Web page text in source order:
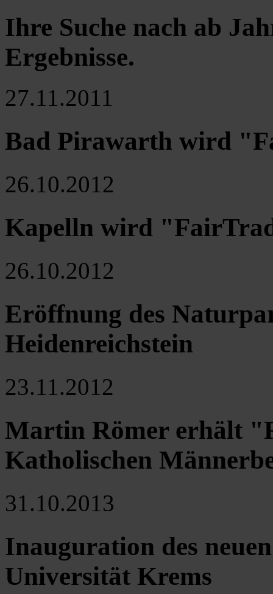
Ihre Suche nach ab
Ergebnisse.
27.11.2011
Bad Pirawarth wird
26.10.2012
Kapelln wird
26.10.2012
Eröffnung des
Heidenreichstein
23.11.2012
Martin Römer erhält
Katholischen
31.10.2013
Inauguration des
Universität Krems